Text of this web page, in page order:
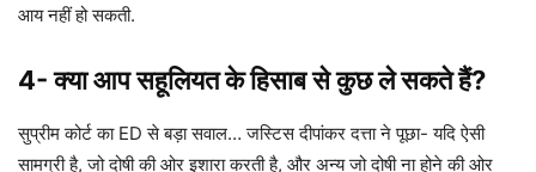
आय नहीं हो सकती.
4- क्या आप सहूलियत के हिसाब से कुछ ले सकते हैं?
सुप्रीम कोर्ट का ED से बड़ा सवाल… जस्टिस दीपांकर दत्ता ने पूछा- यदि ऐसी
सामग्री है, जो दोषी की ओर इशारा करती है, और अन्य जो दोषी ना होने की ओर